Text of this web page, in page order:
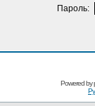
Пароль:
Powered by